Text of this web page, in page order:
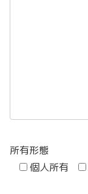
所有形態
個人所有